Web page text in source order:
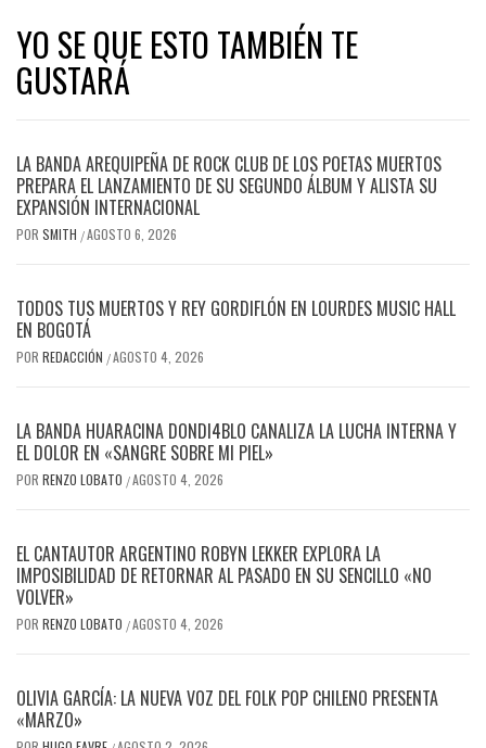
YO SE QUE ESTO TAMBIÉN TE
GUSTARÁ
LA BANDA AREQUIPEÑA DE ROCK CLUB DE LOS POETAS MUERTOS
PREPARA EL LANZAMIENTO DE SU SEGUNDO ÁLBUM Y ALISTA SU
EXPANSIÓN INTERNACIONAL
POR SMITH /AGOSTO 6, 2026
TODOS TUS MUERTOS Y REY GORDIFLÓN EN LOURDES MUSIC HALL
EN BOGOTÁ
POR REDACCIÓN /AGOSTO 4, 2026
LA BANDA HUARACINA DONDI4BLO CANALIZA LA LUCHA INTERNA Y
EL DOLOR EN «SANGRE SOBRE MI PIEL»
POR RENZO LOBATO /AGOSTO 4, 2026
EL CANTAUTOR ARGENTINO ROBYN LEKKER EXPLORA LA
IMPOSIBILIDAD DE RETORNAR AL PASADO EN SU SENCILLO «NO
VOLVER»
POR RENZO LOBATO /AGOSTO 4, 2026
OLIVIA GARCÍA: LA NUEVA VOZ DEL FOLK POP CHILENO PRESENTA
«MARZO»